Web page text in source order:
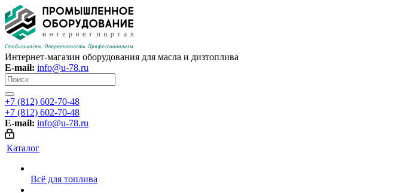
Интернет-магазин оборудования для масла и дизтоплива
E-mail: info@u-78.ru
+7 (812) 602-70-48
+7 (812) 602-70-48
E-mail: info@u-78.ru
Каталог
Всё для топлива